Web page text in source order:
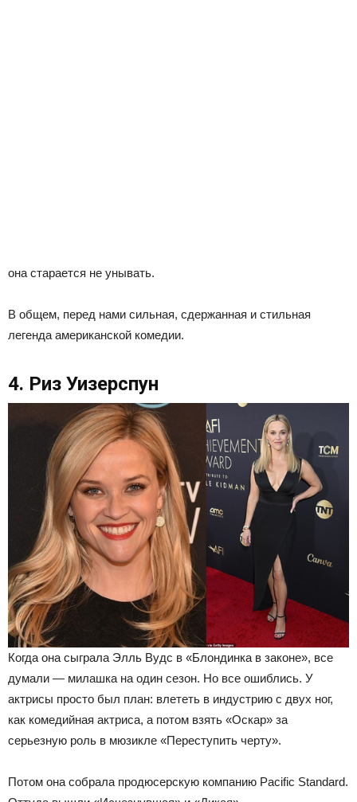
она старается не унывать.
В общем, перед нами сильная, сдержанная и стильная
легенда американской комедии.
4. Риз Уизерспун​
Когда она сыграла Элль Вудс в «Блондинка в законе», все
думали — милашка на один сезон. Но все ошиблись. У
актрисы просто был план: влететь в индустрию с двух ног,
как комедийная актриса, а потом взять «Оскар» за
серьезную роль в мюзикле «Переступить черту».
Потом она собрала продюсерскую компанию Pacific Standard.